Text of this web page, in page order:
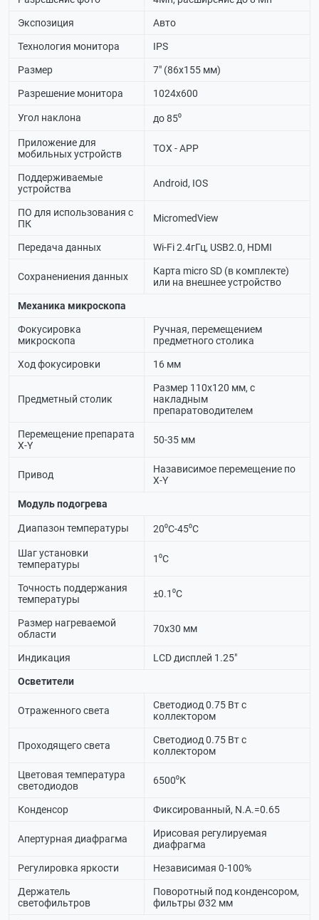
Экспозиция Авто
Технология монитора IPS
Размер 7" (86х155 мм)
Разрешение монитора 1024х600
Угол наклона до 85⁰
Приложение для
мобильных устройств
TOX - APP
Поддерживаемые
устройства
Android, IOS
ПО для использования с
ПК
MicromedView
Передача данных Wi-Fi 2.4гГц, USB2.0, HDMI
Сохранениения данных
Карта micro SD (в комплекте)
или на внешнее устройство
Механика микроскопа
Фокусировка
микроскопа
Ручная, перемещением
предметного столика
Ход фокусировки 16 мм
Предметный столик
Размер 110х120 мм, с
накладным
препаратоводителем
Перемещение препарата
X-Y
50-35 мм
Привод
Назависимое перемещение по
X-Y
Модуль подогрева
Диапазон температуры 20⁰С-45⁰С
Шаг установки
температуры
1⁰С
Точность поддержания
температуры
±0.1⁰С
Размер нагреваемой
области
70х30 мм
Индикация LCD дисплей 1.25"
Осветители
Отраженного света
Светодиод 0.75 Вт с
коллектором
Проходящего света
Светодиод 0.75 Вт с
коллектором
Цветовая температура
светодиодов
6500⁰К
Конденсор Фиксированный, N.A.=0.65
Апертурная диафрагма
Ирисовая регулируемая
диафрагма
Регулировка яркости Независимая 0-100%
Держатель
светофильтров
Поворотный под конденсором,
фильтры Ø32 мм